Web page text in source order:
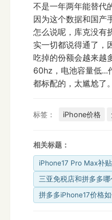
不是一年两年能替代
因为这个数据和国产
怎么说呢，库克没有
实一切都说得通了，
吃掉的份额会越来越
60hz，电池容量低...
都标配的，太尴尬了。
标签： iPhone价格
相关标题：
iPhone17 Pro Max补
三亚免税店和拼多多
拼多多iPhone17价格